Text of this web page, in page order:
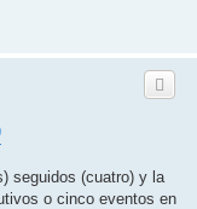
seguidos (cuatro) y la
o cinco eventos en